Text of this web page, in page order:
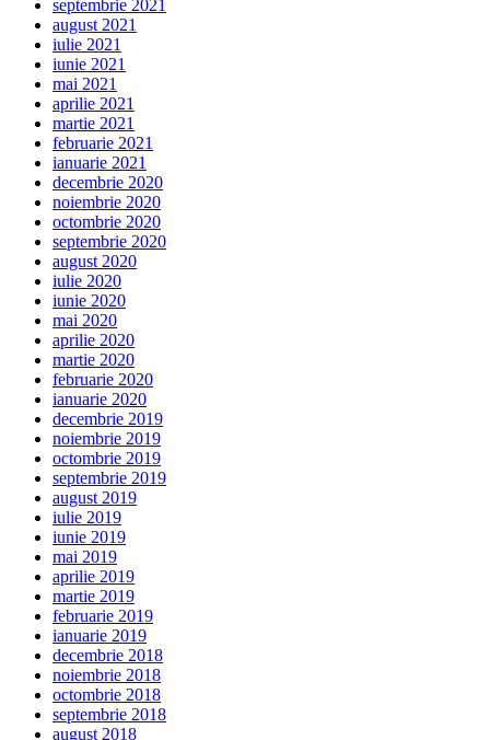
septembrie 2021
august 2021
iulie 2021
iunie 2021
mai 2021
aprilie 2021
martie 2021
februarie 2021
ianuarie 2021
decembrie 2020
noiembrie 2020
octombrie 2020
septembrie 2020
august 2020
iulie 2020
iunie 2020
mai 2020
aprilie 2020
martie 2020
februarie 2020
ianuarie 2020
decembrie 2019
noiembrie 2019
octombrie 2019
septembrie 2019
august 2019
iulie 2019
iunie 2019
mai 2019
aprilie 2019
martie 2019
februarie 2019
ianuarie 2019
decembrie 2018
noiembrie 2018
octombrie 2018
septembrie 2018
august 2018